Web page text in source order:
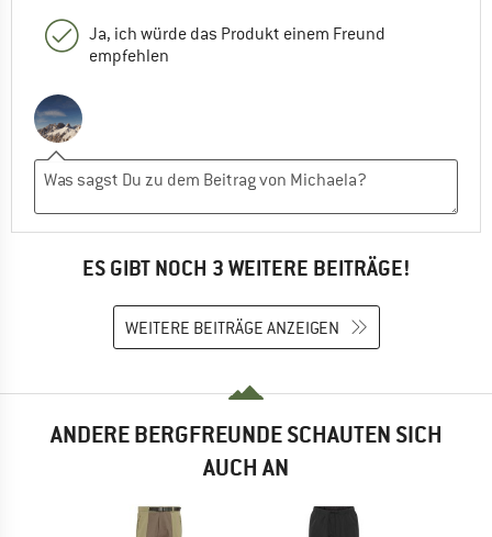
Ja, ich würde das Produkt einem Freund
empfehlen
ES GIBT NOCH 3 WEITERE BEITRÄGE!
WEITERE BEITRÄGE ANZEIGEN
ANDERE BERGFREUNDE SCHAUTEN SICH
AUCH AN